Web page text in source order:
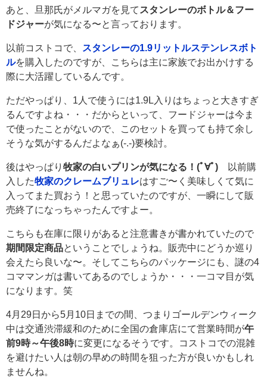
あと、旦那氏がメルマガを見て スタンレーのボトル＆フー
ドジャーが気になる〜と言っております。
以前コストコで、
スタンレーの1.9リットルステンレスボト
ルを購入したのですが、こちらは主に家族でお出かけする
際に大活躍しているんです。
ただやっぱり、1人で使うには1.9L入りはちょっと大きすぎ
るんですよね・・・だからといって、フードジャーは今ま
で使ったことがないので、このセットを買っても持て余し
そうな気がするんだよなぁ(-.-)要検討。
後はやっぱり 牧家の白いプリンが気になる！(ﾟ∀ﾟ) 以前購
入した牧家のクレームブリュレはすご〜く美味しくて気に
入ってまた買おう！と思っていたのですが、一瞬にして販
売終了になっちゃったんですよー。
こちらも在庫に限りがあると注意書きが書かれていたので
期間限定商品ということでしょうね。販売中にどうか巡り
会えたら良いな〜。そしてこちらのパッケージにも、謎の4
コママンガは書いてあるのでしょうか・・・一コマ目が気
になります。笑
4月29日から5月10日までの間、つまりゴールデンウィーク
中は交通渋滞緩和のために全国の倉庫店にて営業時間が午
前9時～午後8時に変更になるそうです。コストコでの混雑
を避けたい人は朝の早めの時間を狙った方が良いかもしれ
ませんね。